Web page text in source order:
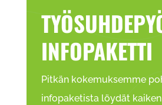
INFOPAKETTI
Pitkän kokemuksemme
infopaketista löydät